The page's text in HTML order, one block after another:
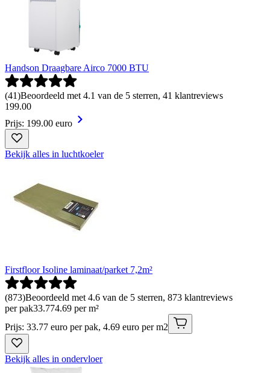
Handson Draagbare Airco 7000 BTU
(41)Beoordeeld met 4.1 van de 5 sterren, 41 klantreviews
199.00
Prijs: 199.00 euro
Bekijk alles in luchtkoeler
Firstfloor Isoline laminaat/parket 7,2m²
(873)Beoordeeld met 4.6 van de 5 sterren, 873 klantreviews
per pak33.774.69 per m²
Prijs: 33.77 euro per pak, 4.69 euro per m2
Bekijk alles in ondervloer